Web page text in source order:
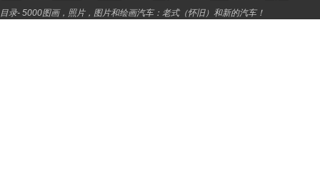
目录- 5000图画，照片，图片和绘画汽车：老式（怀旧）和新的汽车！